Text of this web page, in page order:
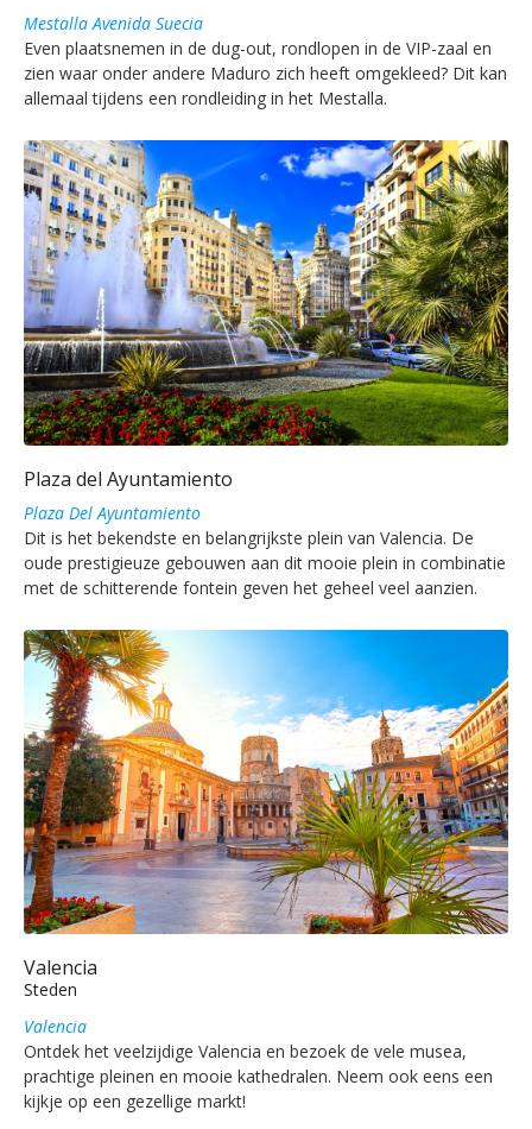
Mestalla Avenida Suecia
Even plaatsnemen in de dug-out, rondlopen in de VIP-zaal en
zien waar onder andere Maduro zich heeft omgekleed? Dit kan
allemaal tijdens een rondleiding in het Mestalla.
Plaza del Ayuntamiento
Plaza Del Ayuntamiento
Dit is het bekendste en belangrijkste plein van Valencia. De
oude prestigieuze gebouwen aan dit mooie plein in combinatie
met de schitterende fontein geven het geheel veel aanzien.
Valencia
Steden
Valencia
Ontdek het veelzijdige Valencia en bezoek de vele musea,
prachtige pleinen en mooie kathedralen. Neem ook eens een
kijkje op een gezellige markt!